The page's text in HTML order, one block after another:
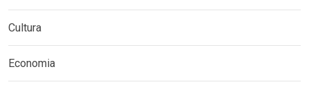
Cultura
Economia